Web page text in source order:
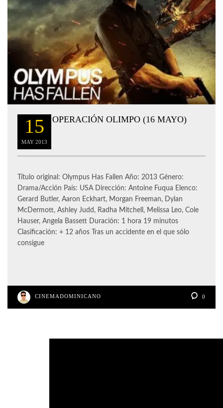
15
MAY 2013
OPERACIÓN OLIMPO (16 MAYO)
Título original: Olympus Has Fallen Año: 2013 Género:
Drama/Acción País: USA Dirección: Antoine Fuqua Elenco:
Gerard Butler, Aaron Eckhart, Morgan Freeman, Dylan
McDermott, Ashley Judd, Radha Mitchell, Melissa Leo, Cole
Hauser, Angela Bassett Duración: 1 hora 19 minutos
Clasificación: + 12 años Tras un accidente en el que sólo
consigue
CINEMADOMINICANO 0